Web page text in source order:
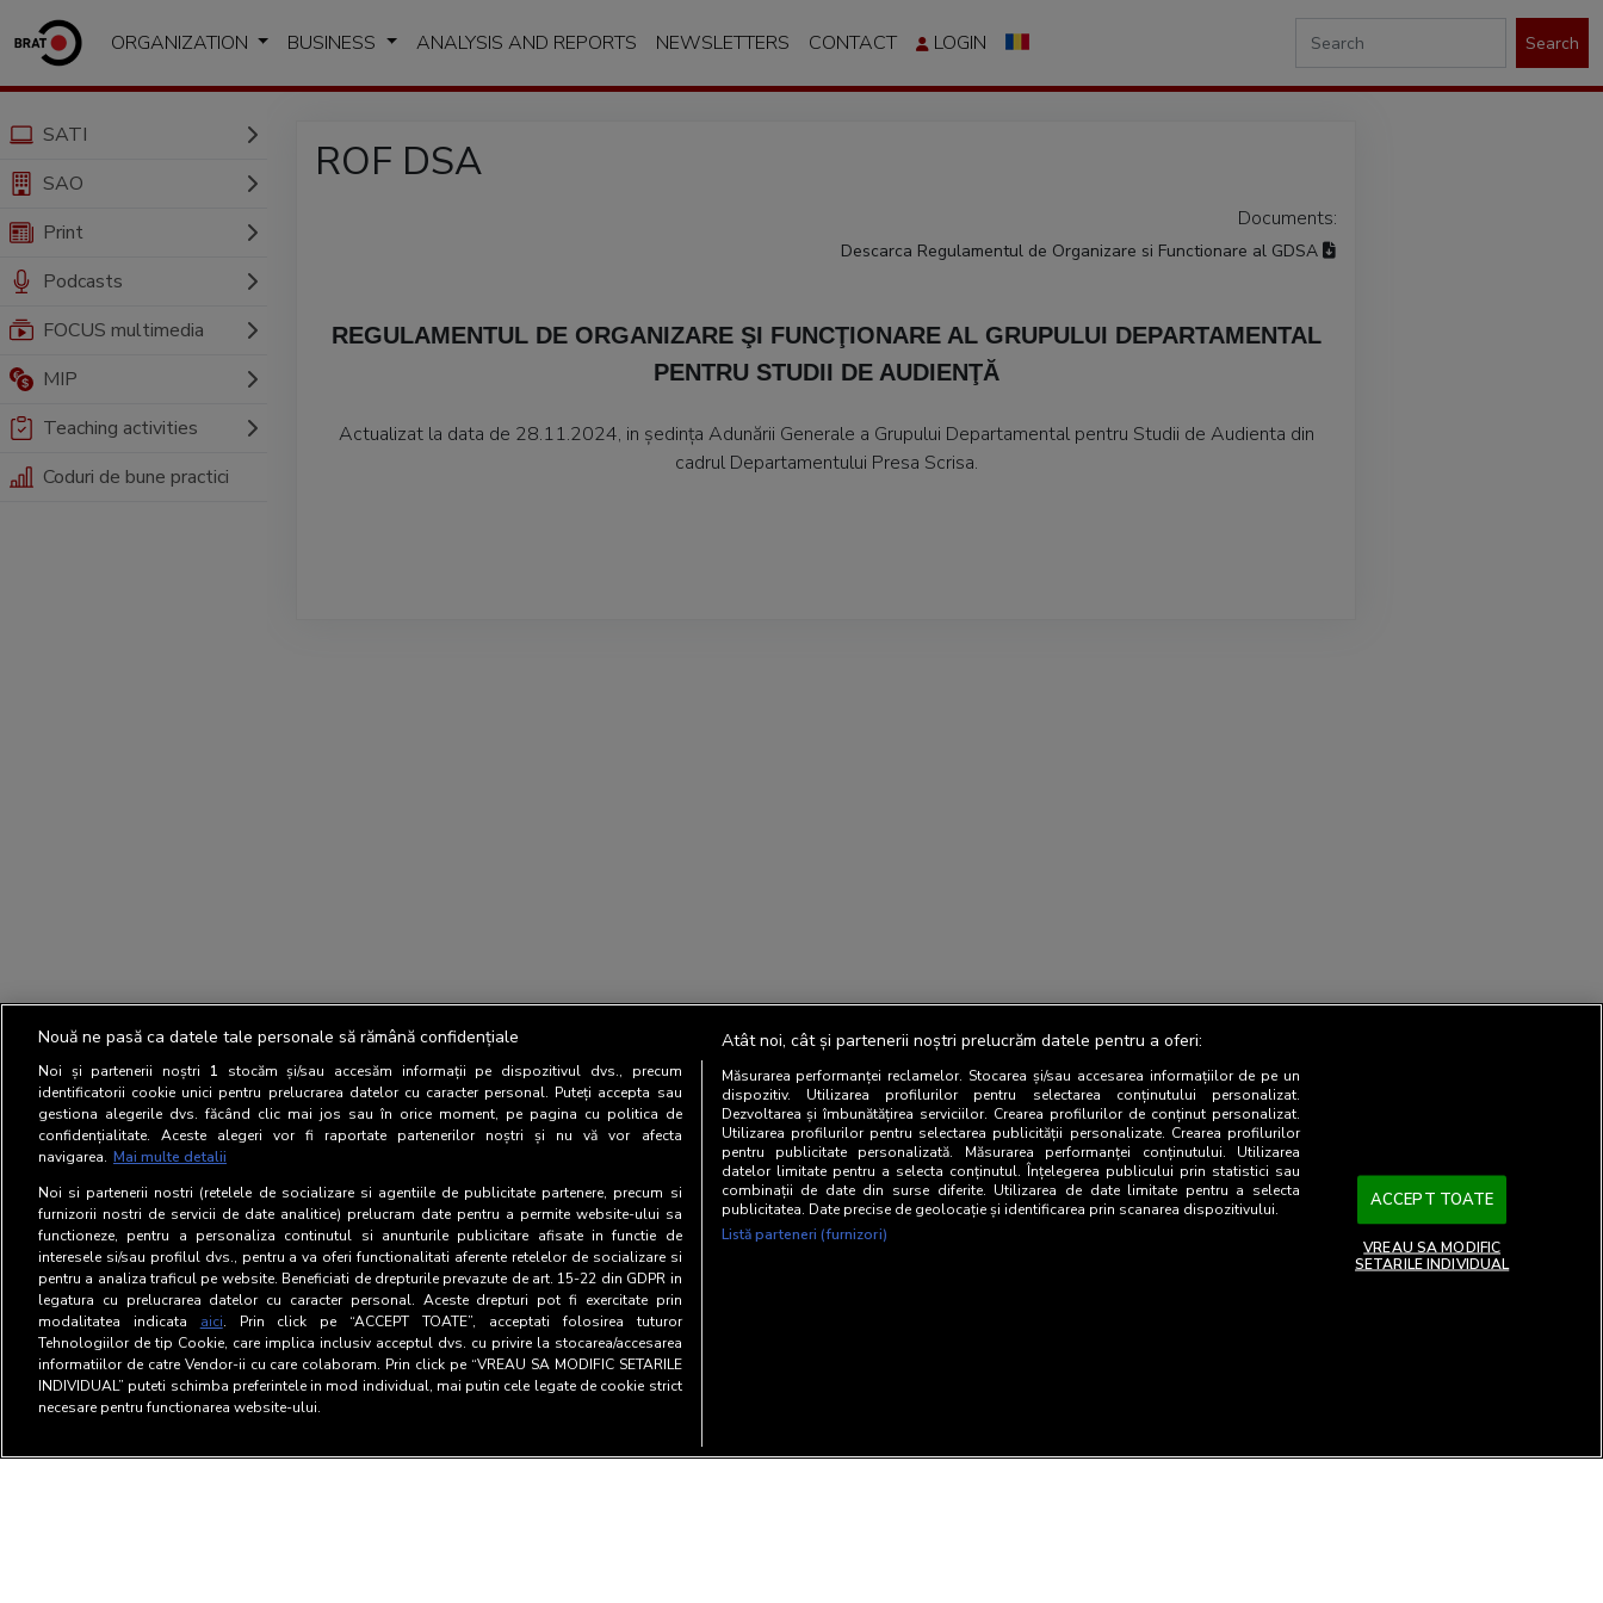
ORGANIZATION BUSINESS ANALYSIS AND REPORTS NEWSLETTERS CONTACT LOGIN Search
SATI
SAO
Print
Podcasts
FOCUS multimedia
MIP
Teaching activities
Coduri de bune practici
ROF DSA
Documents:
Descarca Regulamentul de Organizare si Functionare al GDSA
REGULAMENTUL DE ORGANIZARE ŞI FUNCŢIONARE AL GRUPULUI DEPARTAMENTAL
PENTRU STUDII DE AUDIENŢĂ
Actualizat la data de 28.11.2024, in ședința Adunării Generale a Grupului Departamental pentru Studii de Audienta din
cadrul Departamentului Presa Scrisa.
Nouă ne pasă ca datele tale personale să rămână confidențiale
Noi și partenerii noștri 1 stocăm și/sau accesăm informații pe dispozitivul dvs., precum
identificatorii cookie unici pentru prelucrarea datelor cu caracter personal. Puteți accepta sau
gestiona alegerile dvs. făcând clic mai jos sau în orice moment, pe pagina cu politica de
confidențialitate. Aceste alegeri vor fi raportate partenerilor noștri și nu vă vor afecta
navigarea. Mai multe detalii
Noi si partenerii nostri (retelele de socializare si agentiile de publicitate partenere, precum si
furnizorii nostri de servicii de date analitice) prelucram date pentru a permite website-ului sa
functioneze, pentru a personaliza continutul si anunturile publicitare afisate in functie de
interesele si/sau profilul dvs., pentru a va oferi functionalitati aferente retelelor de socializare si
pentru a analiza traficul pe website. Beneficiati de drepturile prevazute de art. 15-22 din GDPR in
legatura cu prelucrarea datelor cu caracter personal. Aceste drepturi pot fi exercitate prin
modalitatea indicata aici. Prin click pe “ACCEPT TOATE”, acceptati folosirea tuturor
Tehnologiilor de tip Cookie, care implica inclusiv acceptul dvs. cu privire la stocarea/accesarea
informatiilor de catre Vendor-ii cu care colaboram. Prin click pe “VREAU SA MODIFIC SETARILE
INDIVIDUAL” puteti schimba preferintele in mod individual, mai putin cele legate de cookie strict
necesare pentru functionarea website-ului.
Atât noi, cât și partenerii noștri prelucrăm datele pentru a oferi:
Măsurarea performanței reclamelor. Stocarea și/sau accesarea informațiilor de pe un
dispozitiv. Utilizarea profilurilor pentru selectarea conținutului personalizat.
Dezvoltarea și îmbunătățirea serviciilor. Crearea profilurilor de conținut personalizat.
Utilizarea profilurilor pentru selectarea publicității personalizate. Crearea profilurilor
pentru publicitate personalizată. Măsurarea performanței conținutului. Utilizarea
datelor limitate pentru a selecta conținutul. Înțelegerea publicului prin statistici sau
combinații de date din surse diferite. Utilizarea de date limitate pentru a selecta
publicitatea. Date precise de geolocație și identificarea prin scanarea dispozitivului.
Listă parteneri (furnizori)
ACCEPT TOATE
VREAU SA MODIFIC
SETARILE INDIVIDUAL